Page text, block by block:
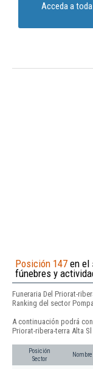
Acceda a
Posición 147 en el
fúnebres y
Funeraria Del Priorat-
Ranking del sector
A continuación podrá
Priorat-ribera-terra Alta
Posición
Sector